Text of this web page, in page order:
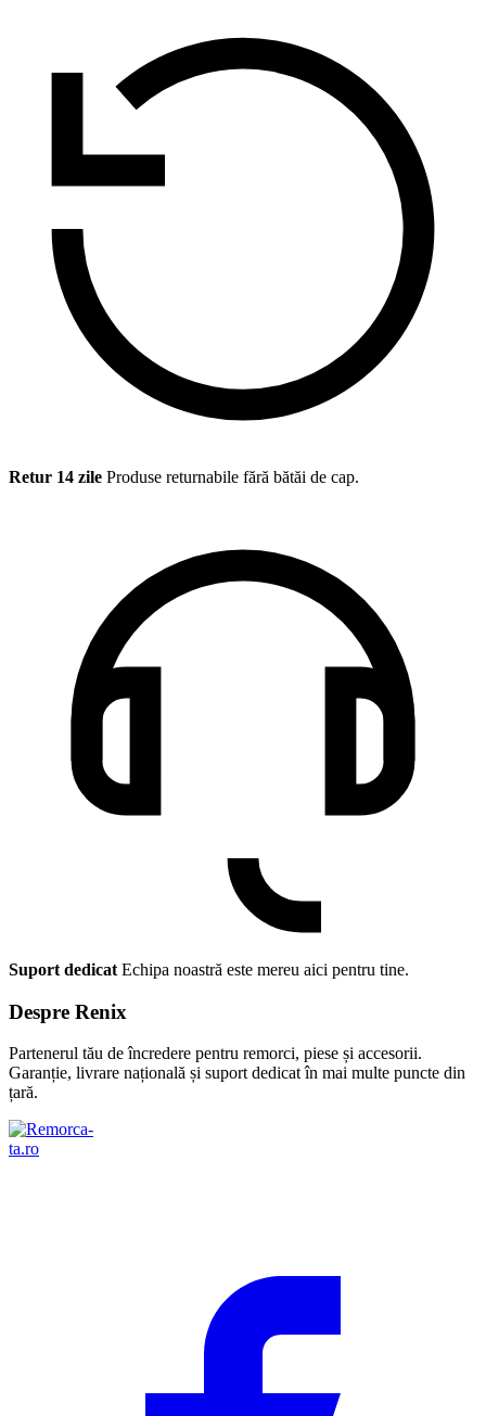
Retur 14 zile Produse returnabile fără bătăi de cap.
Suport dedicat Echipa noastră este mereu aici pentru tine.
Despre Renix
Partenerul tău de încredere pentru remorci, piese și accesorii.
Garanție, livrare națională și suport dedicat în mai multe puncte din
țară.